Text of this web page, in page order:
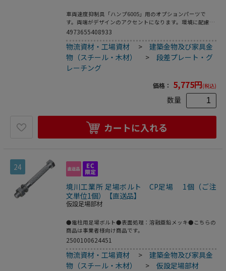
車両速度抑制具「ハンプ6005」用のオプションパーツで
す。両端がデザインのアクセントになります。環境に配慮
し、再生ゴムを使用しています。●製品重量：1．7kg
4973655408933
物流資材・工場資材 >建築金物及び家具金
物（スチール・木材）
>段差プレート・グ
レーチング
価格： 5,775円(税込)
数量
カートに入れる
24
境川工業所 足場ボルト CP足場 1個（ご注
文単位1個）【直送品】
仮設足場部材
●電柱用足場ボルト●表面処理：溶融亜鉛メッキ●こちらの
商品は事業者様向け商品です。
2500100624451
物流資材・工場資材 >建築金物及び家具金
物（スチール・木材）
>仮設足場部材